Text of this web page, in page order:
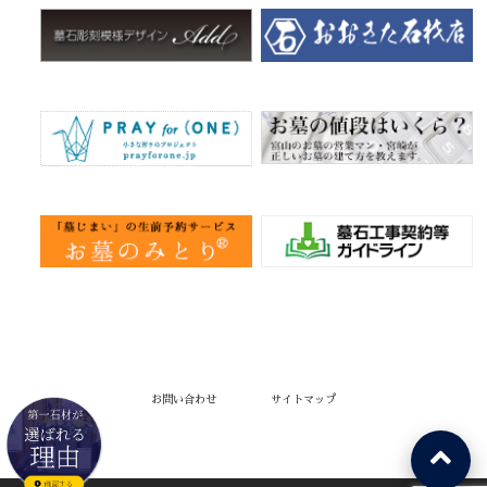
お問い合わせ サイトマップ